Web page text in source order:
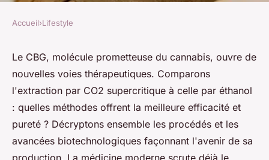
LIFESTYLE
Cbg : le point sur sa
production et son extraction
Lucie•11 avril 2024•3 min de lecture
Accueil›Lifestyle
Le CBG, molécule prometteuse du cannabis, ouvre de
nouvelles voies thérapeutiques. Comparons
l'extraction par CO2 supercritique à celle par éthanol
: quelles méthodes offrent la meilleure efficacité et
pureté ? Décryptons ensemble les procédés et les
avancées biotechnologiques façonnant l'avenir de sa
production. La médicine moderne scrute déjà le